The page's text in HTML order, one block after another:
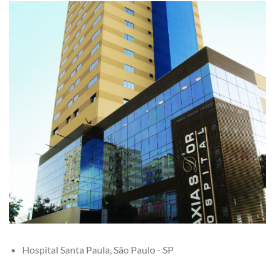
Hospital Santa Paula, São Paulo - SP